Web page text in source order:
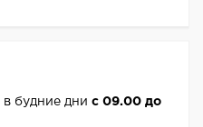
в будние дни с 09.00 до